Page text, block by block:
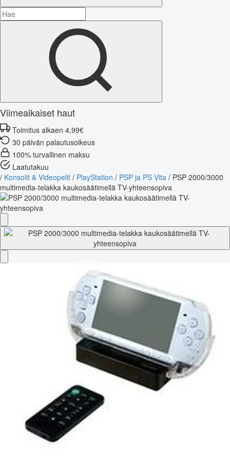
Viimeaikaiset haut
Toimitus alkaen 4,99€
30 päivän palautusoikeus
100% turvallinen maksu
Laatutakuu
/ Konsolit & Videopelit / PlayStation / PSP ja PS Vita / PSP 2000/3000
multimedia-telakka kaukosäätimellä TV-yhteensopiva